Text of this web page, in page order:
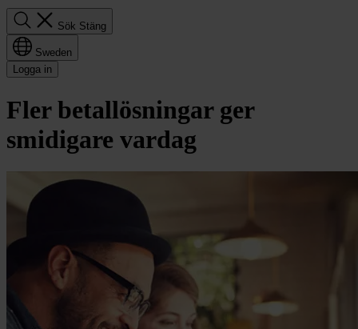
Sök Stäng
Sweden
Logga in
Fler betallösningar ger
smidigare vardag